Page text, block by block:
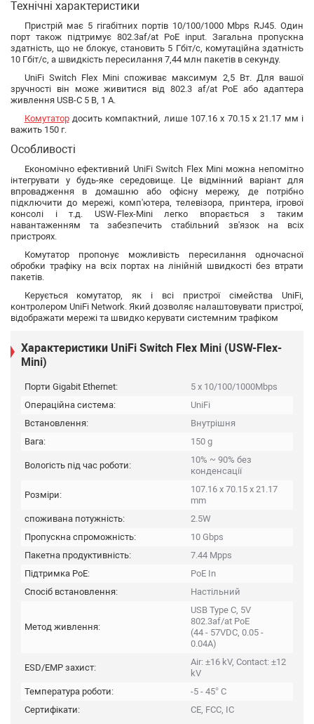
Технічні характеристики
Пристрій має 5 гігабітних портів 10/100/1000 Mbps RJ45. Один
порт також підтримує 802.3af/at PoE input. Загальна пропускна
здатність, що не блокує, становить 5 Гбіт/с, комутаційна здатність
10 Гбіт/с, а швидкість пересилання 7,44 млн пакетів в секунду.
UniFi Switch Flex Mini споживає максимум 2,5 Вт. Для вашої
зручності він може живитися від 802.3 af/at PoE або адаптера
живлення USB-C 5 В, 1 А.
Комутатордосить компактний, лише 107.16 x 70.15 x 21.17 мм і
важить 150 г.
Особливості
Економічно ефективний UniFi Switch Flex Mini можна непомітно
інтегрувати у будь-яке середовище. Це відмінний варіант для
впровадження в домашню або офісну мережу, де потрібно
підключити до мережі, комп'ютера, телевізора, принтера, ігрової
консолі і т.д. USW-Flex-Mini легко впорається з таким
навантаженням та забезпечить стабільний зв'язок на всіх
пристроях.
Комутатор пропонує можливість пересилання одночасної
обробки трафіку на всіх портах на лінійній швидкості без втрати
пакетів.
Керується комутатор, як і всі пристрої сімейства UniFi,
контролером UniFi Network. Який дозволяє налаштовувати пристрої,
відображати мережі та швидко керувати системним трафіком
Характеристики UniFi Switch Flex Mini (USW-Flex-
Mini)
Порти Gigabit Ethernet:
5 x 10/100/1000Mbps
Операційна система:
UniFi
Встановлення:
Внутрішня
Вага:
150 g
Вологість під час роботи:
10% ~ 90% без
конденсації
Розміри:
107.16 x 70.15 x 21.17
mm
споживана потужність:
2.5W
Пропускна спроможність:
10 Gbps
Пакетна продуктивність:
7.44 Mpps
Підтримка PoE:
PoE In
Спосіб встановлення:
Настільний
Метод живлення:
USB Type C, 5V
802.3af/at PoE
(44 - 57VDC, 0.05 -
0.04A)
ESD/EMP захист:
Air: ±16 kV, Contact: ±12
kV
Температура роботи:
-5 - 45° C
Сертифікати:
CE, FCC, IC